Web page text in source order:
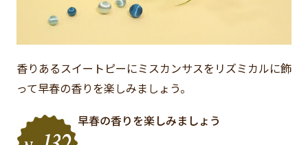
香りあるスイートピーにミスカンサスをリズミカルに飾
って早春の香りを楽しみましょう。
早春の香りを楽しみましょう